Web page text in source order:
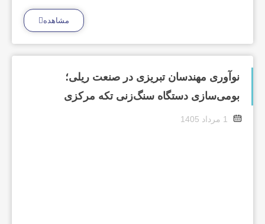
مشاهده
نوآوری مهندسان تبریزی در صنعت ریلی؛
بومی‌سازی دستگاه سنگ‌زنی تکه مرکزی
1 مرداد 1405